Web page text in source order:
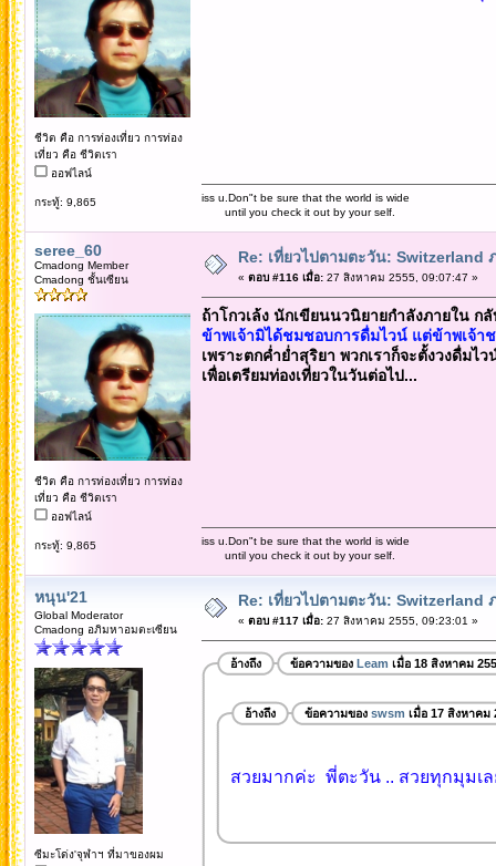
ชีวิต คือ การท่องเที่ยว การท่อง
เที่ยว คือ ชีวิตเรา
ออฟไลน์
กระทู้: 9,865
iss u.Don"t be sure that the world is wide
until you check it out by your self.
seree_60
Cmadong Member
Cmadong ชั้นเซียน
ชีวิต คือ การท่องเที่ยว การท่อง
เที่ยว คือ ชีวิตเรา
ออฟไลน์
กระทู้: 9,865
Re: เที่ยวไปตามตะวัน: Switzerland
« ตอบ #116 เมื่อ:27 สิงหาคม 2555, 09:07:47 »
ถ้าโกวเล้ง นักเขียนนวนิยายกำลังภายใน ก
ข้าพเจ้ามิได้ชมชอบการดื่มไวน์ แต่ข้าพเจ้า
เพราะตกค่ำย่ำสุริยา พวกเราก็จะตั้งวงดื่ม
เพื่อเตรียมท่องเที่ยวในวันต่อไป...
iss u.Don"t be sure that the world is wide
until you check it out by your self.
หนุน'21
Global Moderator
Cmadong อภิมหาอมตะเซียน
ซีมะโด่ง'จุฬาฯ ที่มาของผม
Re: เที่ยวไปตามตะวัน: Switzerland
« ตอบ #117 เมื่อ:27 สิงหาคม 2555, 09:23:01 »
อ้างถึง ข้อความของ Leam เมื่อ 18 สิงหาคม
อ้างถึง ข้อความของ swsm เมื่อ 17 สิงหาคม
สวยมากค่ะ พี่ตะวัน .. สวยทุกมุม